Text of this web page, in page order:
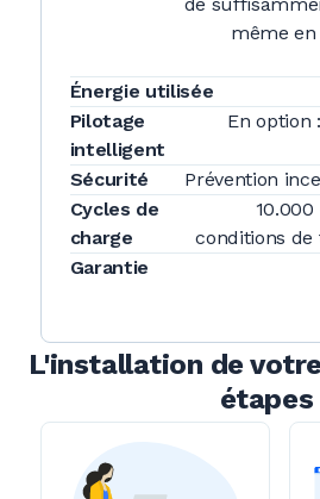
même
Énergie utilisée
Pilotage
intelligent
En option
Sécurité
Prévention
Cycles de
charge
conditions de
Garantie
L'installation de
étapes